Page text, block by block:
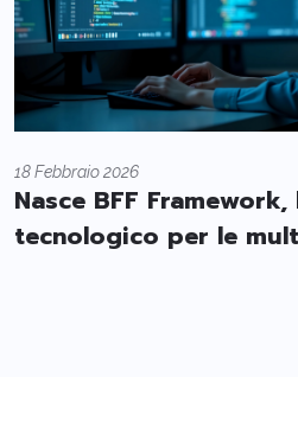
18 Febbraio 2026
Nasce BFF
tecnologico per le